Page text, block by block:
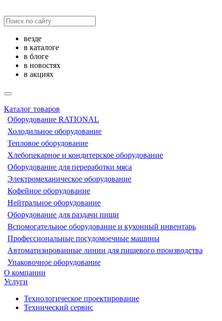
везде
в каталоге
в блоге
в новостях
в акциях
Каталог товаров
Оборудование RATIONAL
Холодильное оборудование
Тепловое оборудование
Хлебопекарное и кондитерское оборудование
Оборудование для переработки мяса
Электромеханическое оборудование
Кофейное оборудование
Нейтральное оборудование
Оборудование для раздачи пищи
Вспомогательное оборудование и кухонный инвентарь
Профессиональные посудомоечные машины
Автоматизированные линии для пищевого производства
Упаковочное оборудование
О компании
Услуги
Технологическое проектирование
Технический сервис